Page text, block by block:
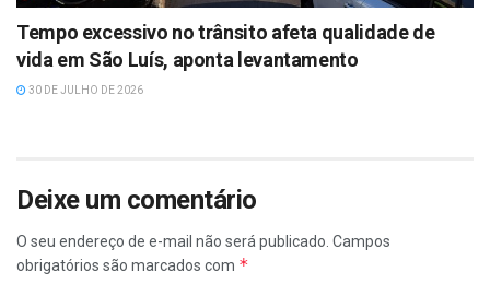
Tempo excessivo no trânsito afeta qualidade de
vida em São Luís, aponta levantamento
30 DE JULHO DE 2026
Deixe um comentário
O seu endereço de e-mail não será publicado. Campos
obrigatórios são marcados com *